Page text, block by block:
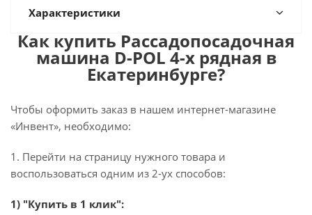
Характеристики
Как купить Рассадопосадочная
машина D-POL 4-х рядная в
Екатеринбурге?
Чтобы оформить заказ в нашем интернет-магазине
«Инвент», необходимо:
1. Перейти на страницу нужного товара и
воспользоваться одним из 2-ух способов:
1) "Купить в 1 клик":